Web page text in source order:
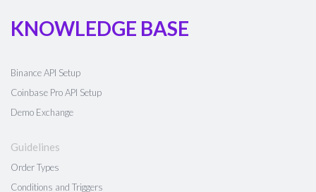
KNOWLEDGE BASE
Binance API Setup
Coinbase Pro API Setup
Demo Exchange
Guidelines
Order Types
Conditions and Triggers